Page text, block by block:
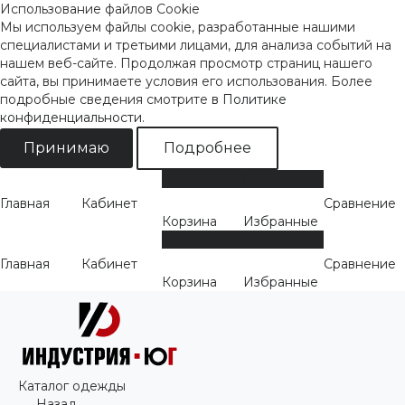
Использование файлов Cookie
Мы используем файлы cookie, разработанные нашими
специалистами и третьими лицами, для анализа событий на
нашем веб-сайте. Продолжая просмотр страниц нашего
сайта, вы принимаете условия его использования. Более
подробные сведения смотрите в Политике
конфиденциальности.
Принимаю Подробнее
Главная Кабинет
Корзина Избранные
Сравнение
Главная Кабинет
Корзина Избранные
Сравнение
Каталог одежды